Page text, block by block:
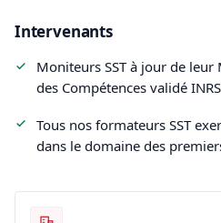
Intervenants
Moniteurs SST à jour de
des Compétences validé
Tous nos formateurs SST
dans le domaine des